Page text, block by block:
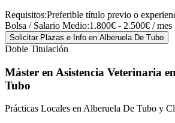
Requisitos:Preferible título previo o
Bolsa / Salario Medio:1.800€ - 2.500€ / mes
Solicitar Plazas e Info en Alberuela De Tubo
Doble Titulación
Máster en Asistencia Veterinaria
Tubo
Prácticas Locales en Alberuela De Tubo y